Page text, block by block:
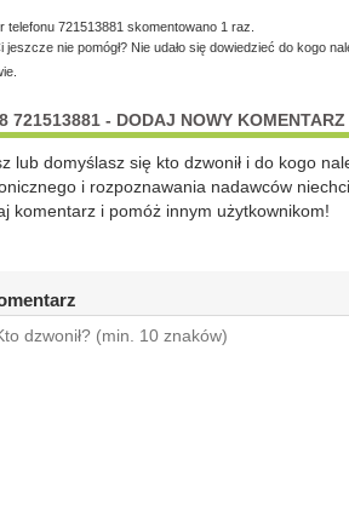
telefonu 721513881 skomentowano 1 raz.
jeszcze nie pomógł? Nie udało się dowiedzieć do kogo
721513881 - DODAJ NOWY KOMENTARZ
lub domyślasz się kto dzwonił i do kogo
i rozpoznawania nadawców
komentarz i pomóż innym użytkownikom!